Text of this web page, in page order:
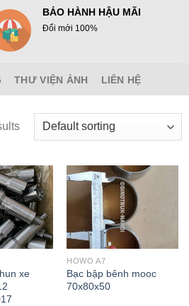
BẢO HÀNH HẬU MÃI
Đổi mới 100%
THƯ VIỆN ẢNH LIÊN HỆ
xe
HOWO A7
Bạc bập bênh mooc
70x80x50